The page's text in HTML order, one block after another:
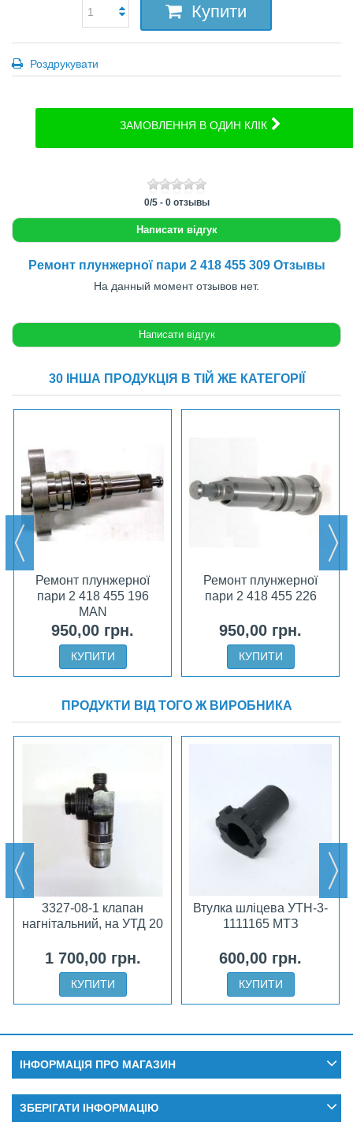
Купити
Роздрукувати
ЗАМОВЛЕННЯ В ОДИН КЛІК
0/5- 0отзывы
Написати відгук
Ремонт плунжерної пари 2 418 455 309 Отзывы
На данный момент отзывов нет.
30 ІНША ПРОДУКЦІЯ В ТІЙ ЖЕ КАТЕГОРІЇ
Ремонт плунжерної
пари 2 418 455 196
MAN
950,00 грн.
КУПИТИ
Ремонт плунжерної
пари 2 418 455 226
950,00 грн.
КУПИТИ
ПРОДУКТИ ВІД ТОГО Ж ВИРОБНИКА
3327-08-1 клапан
нагнітальний, на УТД 20
1 700,00 грн.
КУПИТИ
Втулка шліцева УТН-3-
1111165 МТЗ
600,00 грн.
КУПИТИ
ІНФОРМАЦІЯ ПРО МАГАЗИН
ЗБЕРІГАТИ ІНФОРМАЦІЮ